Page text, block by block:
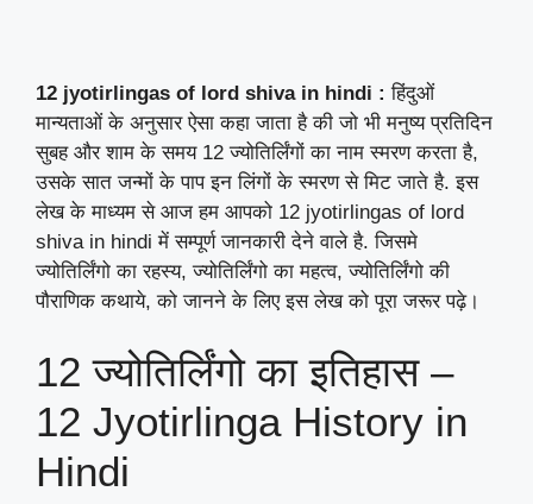
12 jyotirlingas of lord shiva in hindi : हिंदुओं
मान्यताओं के अनुसार ऐसा कहा जाता है की जो भी मनुष्य प्रतिदिन
सुबह और शाम के समय 12 ज्योतिर्लिंगों का नाम स्मरण करता है,
उसके सात जन्मों के पाप इन लिंगों के स्मरण से मिट जाते है. इस
लेख के माध्यम से आज हम आपको 12 jyotirlingas of lord
shiva in hindi में सम्पूर्ण जानकारी देने वाले है. जिसमे
ज्योतिर्लिंगो का रहस्य, ज्योतिर्लिंगो का महत्व, ज्योतिर्लिंगो की
पौराणिक कथाये, को जानने के लिए इस लेख को पूरा जरूर पढ़े।
12 ज्योतिर्लिंगो का इतिहास –
12 Jyotirlinga History in
Hindi